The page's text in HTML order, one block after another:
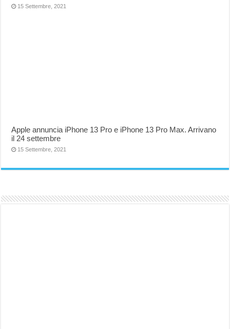
15 Settembre, 2021
Apple annuncia iPhone 13 Pro e iPhone 13 Pro Max. Arrivano
il 24 settembre
15 Settembre, 2021